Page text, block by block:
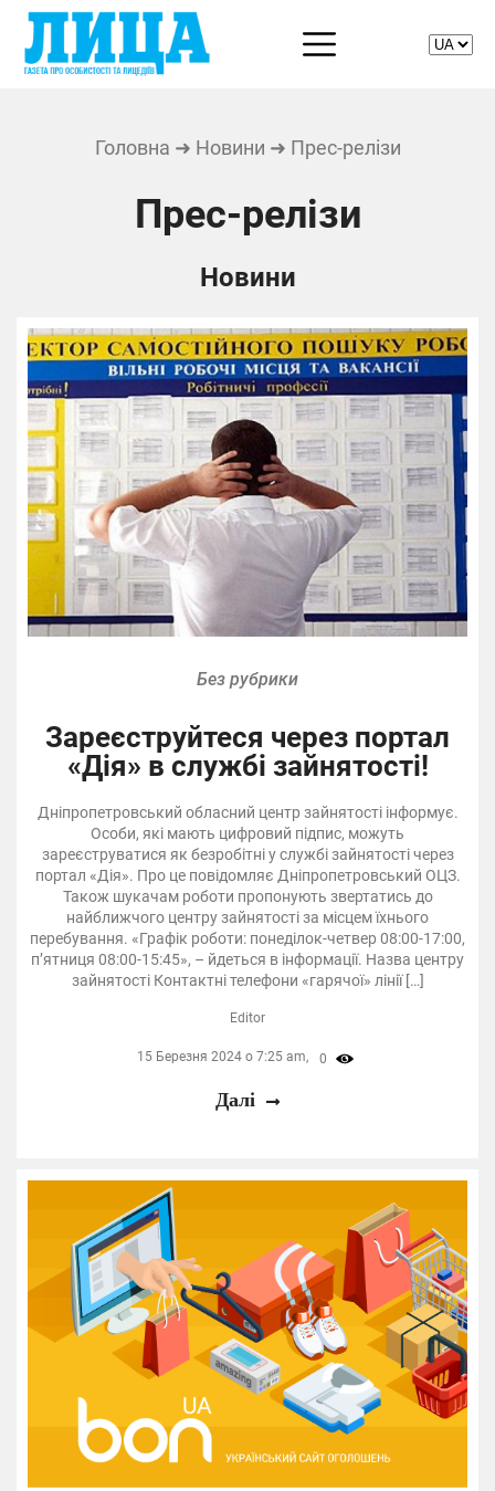
Головна ➜ Новини ➜ Прес-релізи
Прес-релізи
Новини
Без рубрики
Зареєструйтеся через портал
«Дія» в службі зайнятості!
Дніпропетровський обласний центр зайнятості інформує.
Особи, які мають цифровий підпис, можуть
зареєструватися як безробітні у службі зайнятості через
портал «Дія». Про це повідомляє Дніпропетровський ОЦЗ.
Також шукачам роботи пропонують звертатись до
найближчого центру зайнятості за місцем їхнього
перебування. «Графік роботи: понеділок-четвер 08:00-17:00,
п’ятниця 08:00-15:45», – йдеться в інформації. Назва центру
зайнятості Контактні телефони «гарячої» лінії […]
Editor
15 Березня 2024 о 7:25 am, 0
Далі